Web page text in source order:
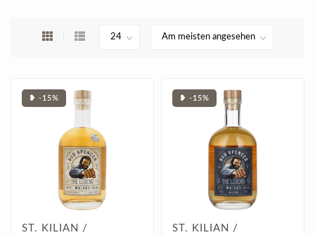
❥ -15%
ST. KILIAN /
❥ -15%
ST. KILIAN /